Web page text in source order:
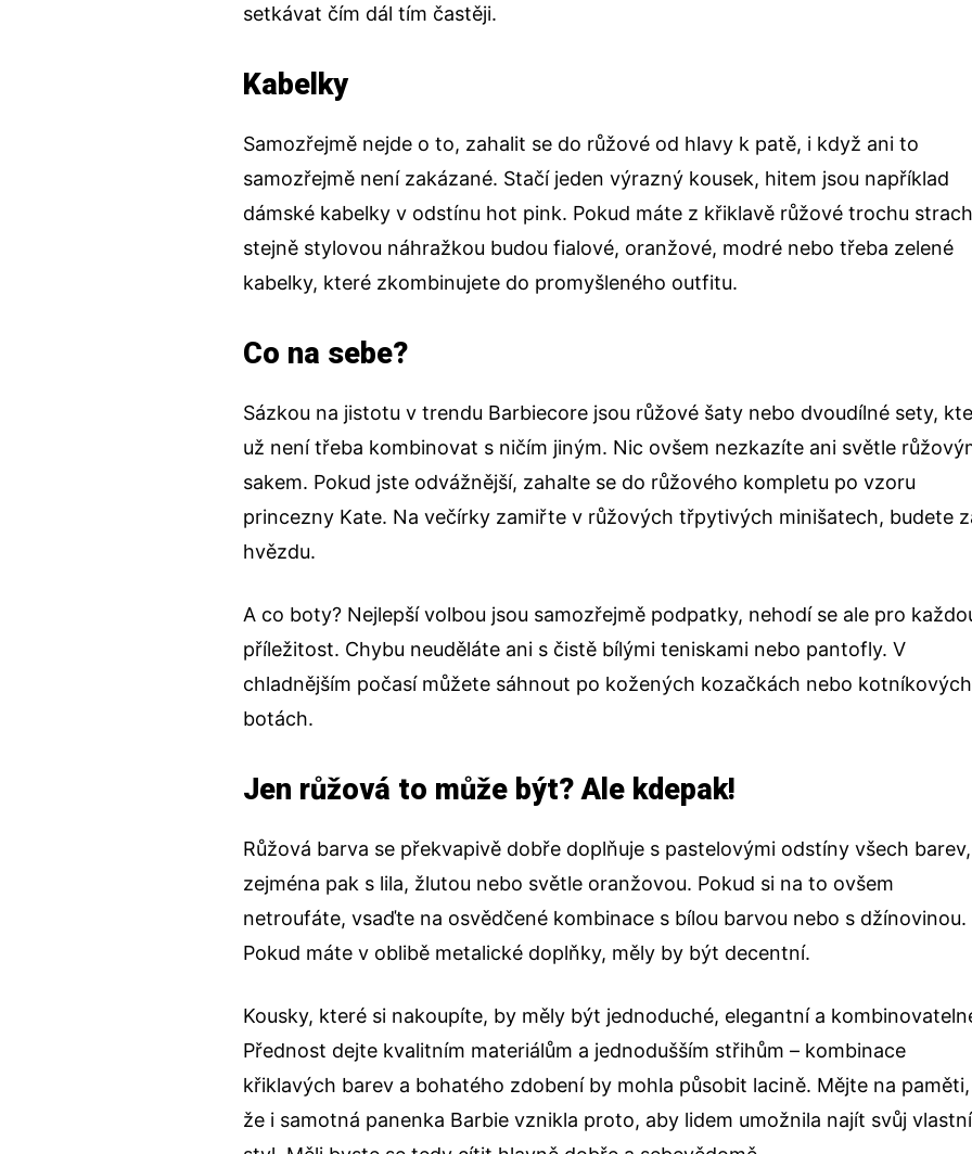
setkávat čím dál tím častěji.
Kabelky
Samozřejmě nejde o to, zahalit se do růžové od hlavy k patě, i když ani to
samozřejmě není zakázané. Stačí jeden výrazný kousek, hitem jsou například
dámské kabelky v odstínu hot pink. Pokud máte z křiklavě růžové trochu
stejně stylovou náhražkou budou fialové, oranžové, modré nebo třeba zelené
kabelky, které zkombinujete do promyšleného outfitu.
Co na sebe?
Sázkou na jistotu v trendu Barbiecore jsou růžové šaty nebo dvoudílné sety,
už není třeba kombinovat s ničím jiným. Nic ovšem nezkazíte ani světle
sakem. Pokud jste odvážnější, zahalte se do růžového kompletu po vzoru
princezny Kate. Na večírky zamiřte v růžových třpytivých minišatech, budete
hvězdu.
A co boty? Nejlepší volbou jsou samozřejmě podpatky, nehodí se ale pro
příležitost. Chybu neuděláte ani s čistě bílými teniskami nebo pantofly. V
chladnějším počasí můžete sáhnout po kožených kozačkách nebo kotníkových
botách.
Jen růžová to může být? Ale kdepak!
Růžová barva se překvapivě dobře doplňuje s pastelovými odstíny všech barev,
zejména pak s lila, žlutou nebo světle oranžovou. Pokud si na to ovšem
netroufáte, vsaďte na osvědčené kombinace s bílou barvou nebo s džínovinou.
Pokud máte v oblibě metalické doplňky, měly by být decentní.
Kousky, které si nakoupíte, by měly být jednoduché, elegantní a
Přednost dejte kvalitním materiálům a jednodušším střihům – kombinace
křiklavých barev a bohatého zdobení by mohla působit lacině. Mějte na paměti,
že i samotná panenka Barbie vznikla proto, aby lidem umožnila najít svůj vlastní